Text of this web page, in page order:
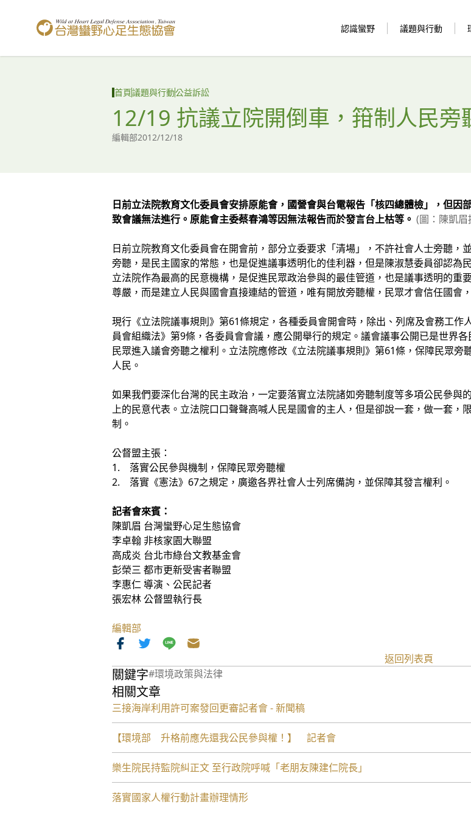
台灣蠻野心足生態協會
認識蠻野 議題與行動
首頁議題與行動公益訴訟
12/19 抗議立院開倒車，箝制人民旁
編輯部2012/12/18
日前立法院教育文化委員會安排原能會，國營會與台電報告「核四總體檢」，但
致會議無法進行。原能會主委蔡春鴻等因無法報告而於發言台上枯等。 (圖：陳凱眉
日前立院教育文化委員會在開會前，部分立委要求「清場」，不許社會人士旁聽
旁聽，是民主國家的常態，也是促進議事透明化的佳利器，但是陳淑慧委員卻認為
立法院作為最高的民意機構，是促進民眾政治參與的最佳管道，也是議事透明的重
尊嚴，而是建立人民與國會直接連結的管道，唯有開放旁聽權，民眾才會信任國會
現行《立法院議事規則》第61條規定，各種委員會開會時，除出、列席及會務工
員會組織法》第9條，各委員會會議，應公開舉行的規定。議會議事公開已是世界
民眾進入議會旁聽之權利。立法院應修改《立法院議事規則》第61條，保障民眾
人民。
如果我們要深化台灣的民主政治，一定要落實立法院諸如旁聽制度等多項公民參與
上的民意代表。立法院口口聲聲高喊人民是國會的主人，但是卻說一套，做一套，
制。
公督盟主張：
1. 落實公民參與機制，保障民眾旁聽權
2. 落實《憲法》67之規定，廣邀各界社會人士列席備詢，並保障其發言權利。
記者會來賓：
陳凱眉 台灣蠻野心足生態協會
李卓翰 非核家園大聯盟
高成炎 台北市綠台文教基金會
彭榮三 都市更新受害者聯盟
李惠仁 導演、公民記者
張宏林 公督盟執行長
編輯部
返回列表頁
關鍵字#環境政策與法律
相關文章
三接海岸利用許可案發回更審記者會 - 新聞稿
【環境部 升格前應先還我公民參與權！】 記者會
樂生院民持監院糾正文 至行政院呼喊「老朋友陳建仁院長」
落實國家人權行動計畫辦理情形